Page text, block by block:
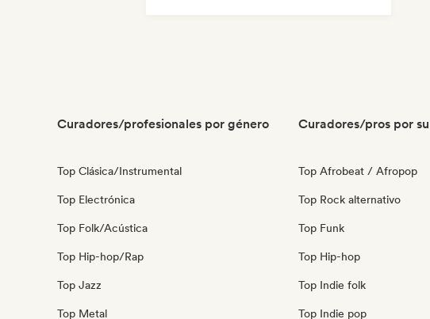
Curadores/profesionales por género
Top Clásica/Instrumental
Top Electrónica
Top Folk/Acústica
Top Hip-hop/Rap
Top Jazz
Top Metal
Curadores/pros por
Top Afrobeat / Afropop
Top Rock alternativo
Top Funk
Top Hip-hop
Top Indie folk
Top Indie pop